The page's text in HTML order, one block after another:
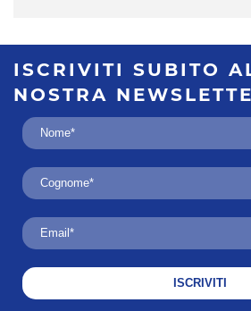
ISCRIVITI SUBITO
NOSTRA
ISCRIVITI